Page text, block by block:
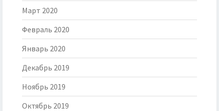
Март 2020
Февраль 2020
Январь 2020
Декабрь 2019
Ноябрь 2019
Октябрь 2019